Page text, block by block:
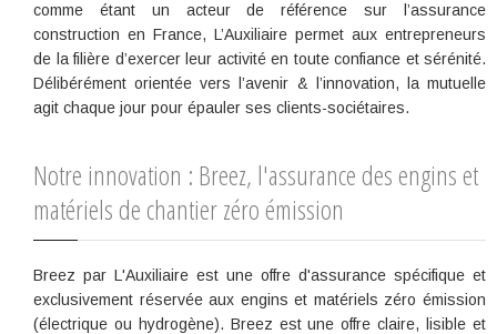
comme étant un acteur de référence sur l’assurance
construction en France, L’Auxiliaire permet aux entrepreneurs
de la filière d’exercer leur activité en toute confiance et sérénité.
Délibérément orientée vers l’avenir & l’innovation, la mutuelle
agit chaque jour pour épauler ses clients-sociétaires.
Notre innovation : Breez, l'assurance des engins et
matériels de chantier zéro émission
Breez par L'Auxiliaire est une offre d'assurance spécifique et
exclusivement réservée aux engins et matériels zéro émission
(électrique ou hydrogène). Breez est une offre claire, lisible et